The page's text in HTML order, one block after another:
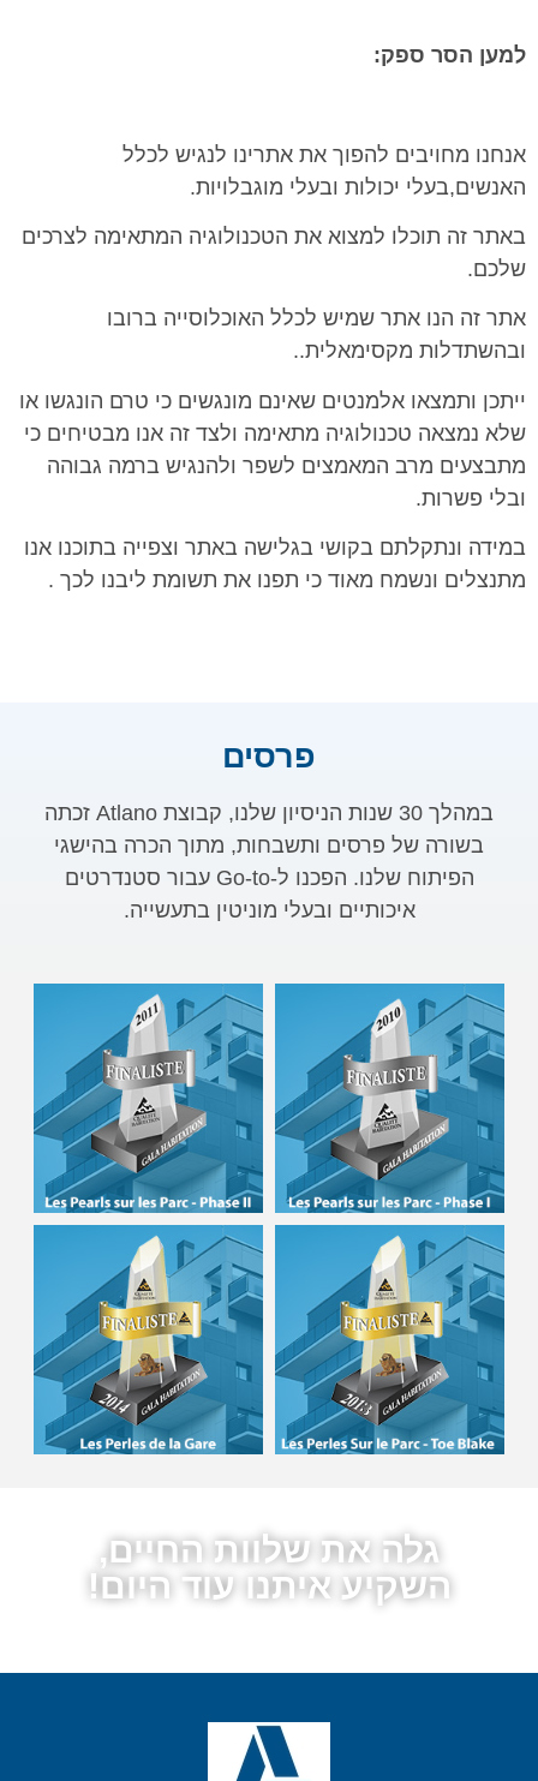
למען הסר ספק:
אנחנו מחויבים להפוך את אתרינו לנגיש לכלל
האנשים,בעלי יכולות ובעלי מוגבלויות.
באתר זה תוכלו למצוא את הטכנולוגיה המתאימה לצרכים
שלכם.
אתר זה הנו אתר שמיש לכלל האוכלוסייה ברובו
ובהשתדלות מקסימאלית..
ייתכן ותמצאו אלמנטים שאינם מונגשים כי טרם הונגשו או
שלא נמצאה טכנולוגיה מתאימה ולצד זה אנו מבטיחים כי
מתבצעים מרב המאמצים לשפר ולהנגיש ברמה גבוהה
ובלי פשרות.
במידה ונתקלתם בקושי בגלישה באתר וצפייה בתוכנו אנו
מתנצלים ונשמח מאוד כי תפנו את תשומת ליבנו לכך .
פרסים
במהלך 30 שנות הניסיון שלנו, קבוצת Atlano זכתה
בשורה של פרסים ותשבחות, מתוך הכרה בהישגי
הפיתוח שלנו. הפכנו ל-Go-to עבור סטנדרטים
איכותיים ובעלי מוניטין בתעשייה.
גלה את שלוות החיים,
השקיע איתנו עוד היום!